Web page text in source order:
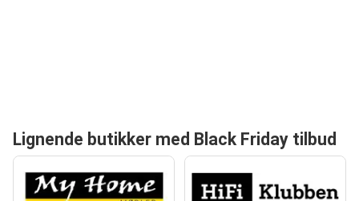
Lignende butikker med Black Friday tilbud